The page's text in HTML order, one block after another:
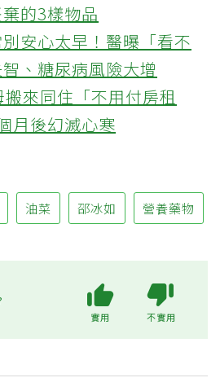
的3樣物品
安心太早！醫曝「看不
、糖尿病風險大增
來同住「不用付房租
月後幻滅心寒
油菜 邵冰如 營養藥物
實用 不實用